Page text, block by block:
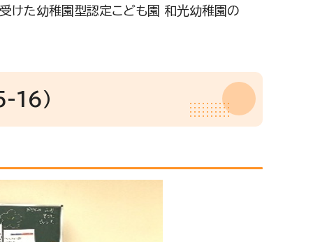
けた幼稚園型認定こども園 和光幼稚園の
16）